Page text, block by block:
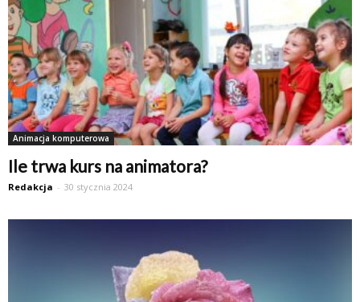
Animacja komputerowa
Ile trwa kurs na animatora?
Redakcja - 30 stycznia 2024